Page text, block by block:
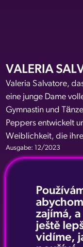
VALERIA
Valeria Salvatore,
eine junge Dame
Gymnastin und
Peppers entwickelt
Weiblichkeit, die
Ausgabe: 12/2023
zajímá,
ještě
vidíme,